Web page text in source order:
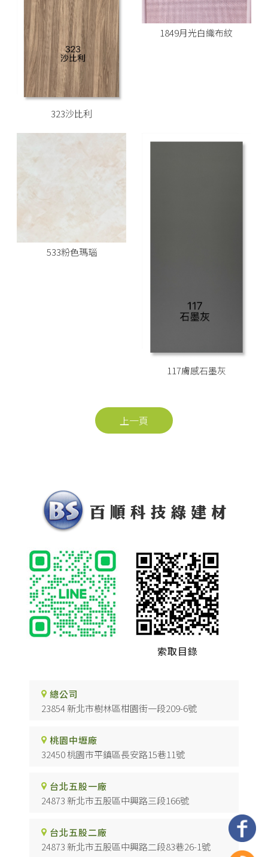
323沙比利
1849月光白織布紋
533粉色瑪瑙
117膚感石墨灰
上一頁
索取目錄
總公司
23854 新北市樹林區柑園街一段209-6號
桃園中壢廠
32450 桃園市平鎮區長安路15巷11號
台北五股一廠
24873 新北市五股區中興路三段166號
台北五股二廠
24873 新北市五股區中興路二段83巷26-1號